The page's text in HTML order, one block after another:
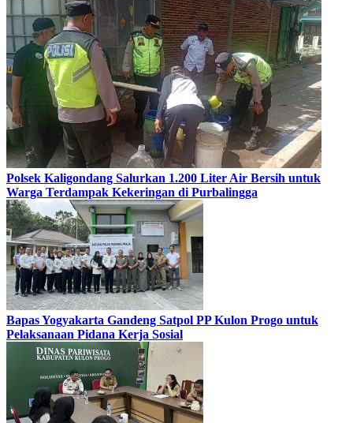
Polsek Kaligondang Salurkan 1.200 Liter Air Bersih untuk
Warga Terdampak Kekeringan di Purbalingga
Bapas Yogyakarta Gandeng Satpol PP Kulon Progo untuk
Pelaksanaan Pidana Kerja Sosial